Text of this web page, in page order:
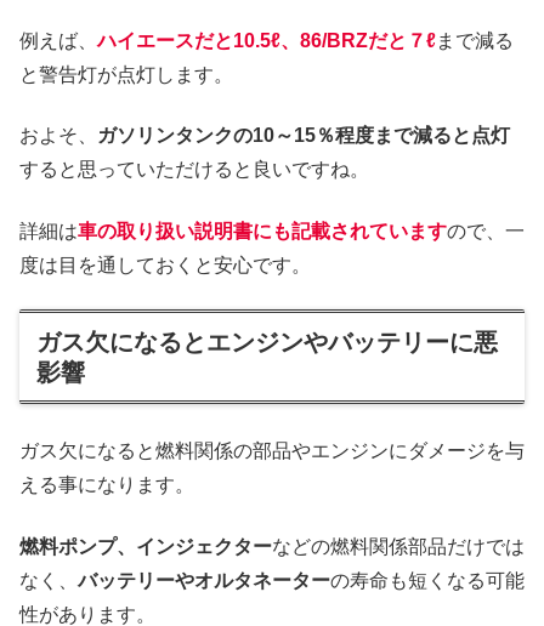
例えば、ハイエースだと10.5ℓ、86/BRZだと７ℓまで減る
と警告灯が点灯します。
およそ、
ガソリンタンクの10～15％程度まで減ると点灯
すると思っていただけると良いですね。
詳細は車の取り扱い説明書にも記載されていますので、一
度は目を通しておくと安心です。
ガス欠になるとエンジンやバッテリーに悪
影響
ガス欠になると燃料関係の部品やエンジンにダメージを与
える事になります。
燃料ポンプ、インジェクターなどの燃料関係部品だけでは
なく、バッテリーやオルタネーターの寿命も短くなる可能
性があります。